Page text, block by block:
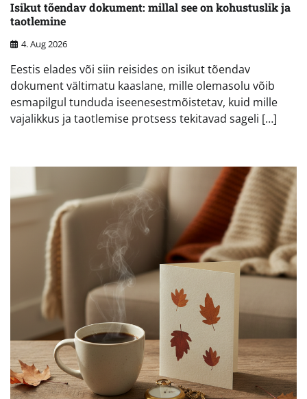
Isikut tõendav dokument: millal see on kohustuslik ja
taotlemine
4. Aug 2026
Eestis elades või siin reisides on isikut tõendav
dokument vältimatu kaaslane, mille olemasolu võib
esmapilgul tunduda iseenesestmõistetav, kuid mille
vajalikkus ja taotlemise protsess tekitavad sageli […]